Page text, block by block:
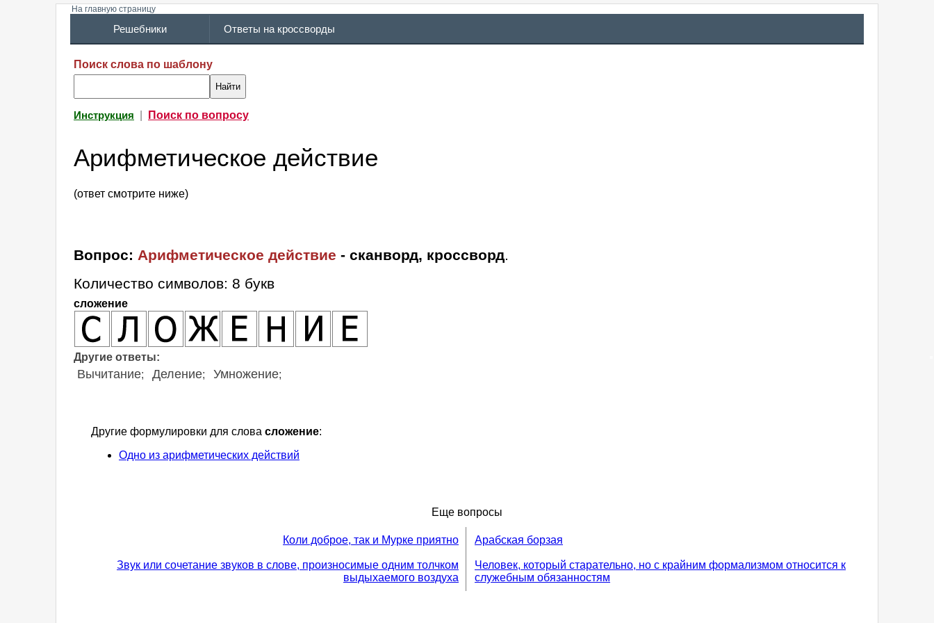
На главную страницу
Решебники Ответы на кроссворды
Поиск слова по шаблону
Инструкция Поиск по вопросу
Арифметическое действие
(ответ смотрите ниже)
Вопрос: Арифметическое действие - сканворд, кроссворд.
Количество символов: 8 букв
сложение
Другие ответы:
Вычитание; Деление; Умножение;
Другие формулировки для слова сложение:
Одно из арифметических действий
Еще вопросы
Коли доброе, так и Мурке приятно
Звук или сочетание звуков в слове, произносимые одним толчком
выдыхаемого воздуха
Арабская борзая
Человек, который старательно, но с крайним формализмом относится к
служебным обязанностям